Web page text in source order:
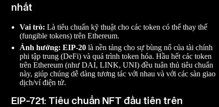
nhất
Vai trò: Là tiêu chuẩn kỹ thuật cho các token có thể thay thế
(fungible tokens) trên Ethereum.
Ảnh hưởng: EIP-20 là nền tảng cho sự bùng nổ của tài chính
phi tập trung (DeFi) và quá trình token hóa. Hầu hết các token
trên Ethereum (như DAI, LINK, UNI) đều tuân thủ tiêu chuẩn
này, giúp chúng dễ dàng tương tác với nhau và với các sàn giao
dịch/ví điện tử.
EIP-721: Tiêu chuẩn NFT đầu tiên trên